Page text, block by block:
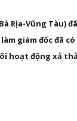
Rịa-Vũng Tàu)
giám đốc
hoạt động xả